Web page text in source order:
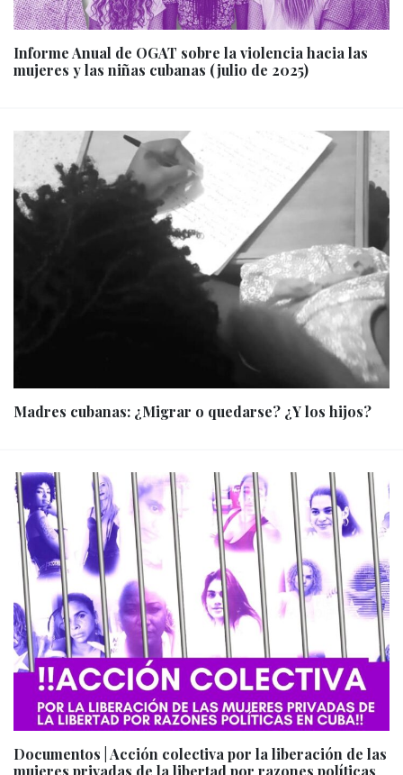
Informe Anual de OGAT sobre la violencia hacia las
mujeres y las niñas cubanas (julio de 2025)
Madres cubanas: ¿Migrar o quedarse? ¿Y los hijos?
Documentos | Acción colectiva por la liberación de las
mujeres privadas de la libertad por razones políticas